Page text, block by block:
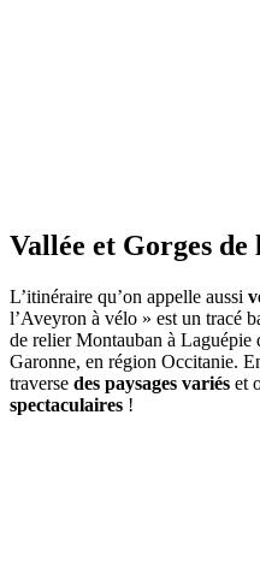
Vallée et Gorges de
L’itinéraire qu’on appelle aussi
l’Aveyron à vélo » est un tracé
de relier Montauban à Laguépie
Garonne, en région Occitanie.
traverse des paysages variés et
spectaculaires !